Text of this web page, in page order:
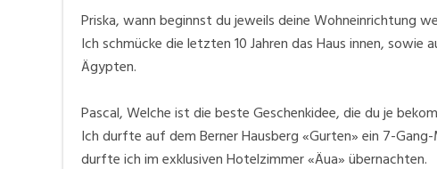
Priska, wann beginnst du jeweils deine Wohneinrichtung
Ich schmücke die letzten 10 Jahren das Haus innen,
Ägypten.
Pascal, Welche ist die beste Geschenkidee, die du je
Ich durfte auf dem Berner Hausberg «Gurten» ein 7-
durfte ich im exklusiven Hotelzimmer «Äua» übernachten.